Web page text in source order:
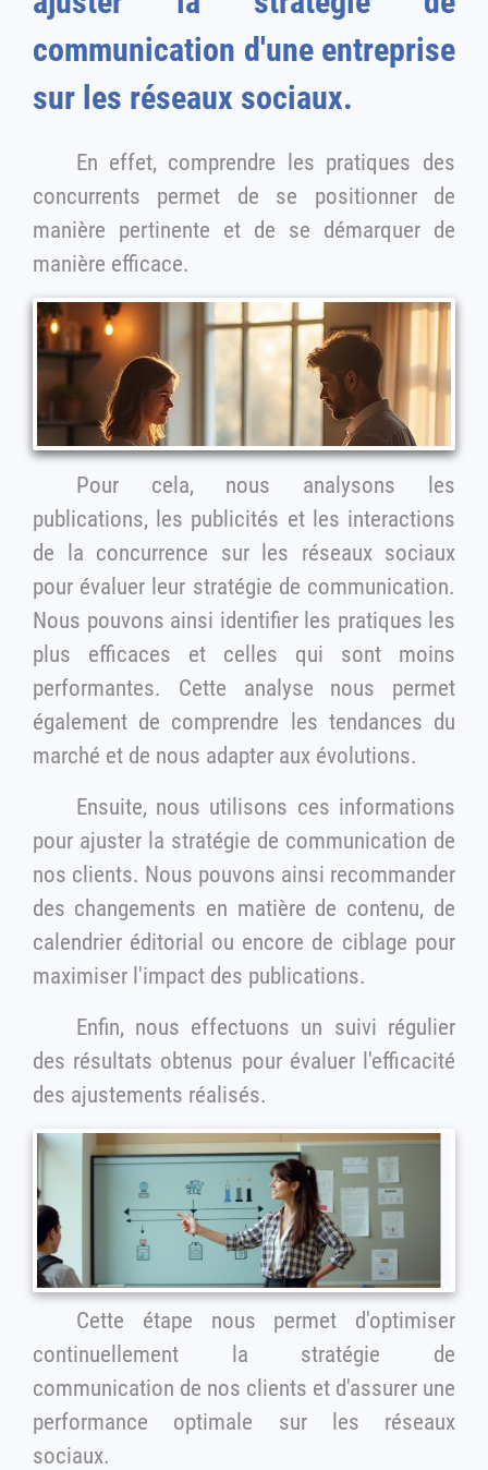
communication d'une entreprise
sur les réseaux sociaux.
En effet, comprendre les pratiques des
concurrents permet de se positionner de
manière pertinente et de se démarquer de
manière efficace.
Pour cela, nous analysons les
publications, les publicités et les interactions
de la concurrence sur les réseaux sociaux
pour évaluer leur stratégie de communication.
Nous pouvons ainsi identifier les pratiques les
plus efficaces et celles qui sont moins
performantes. Cette analyse nous permet
également de comprendre les tendances du
marché et de nous adapter aux évolutions.
Ensuite, nous utilisons ces informations
pour ajuster la stratégie de communication de
nos clients. Nous pouvons ainsi recommander
des changements en matière de contenu, de
calendrier éditorial ou encore de ciblage pour
maximiser l'impact des publications.
Enfin, nous effectuons un suivi régulier
des résultats obtenus pour évaluer l'efficacité
des ajustements réalisés.
Cette étape nous permet d'optimiser
continuellement la stratégie de
communication de nos clients et d'assurer une
performance optimale sur les réseaux
sociaux.